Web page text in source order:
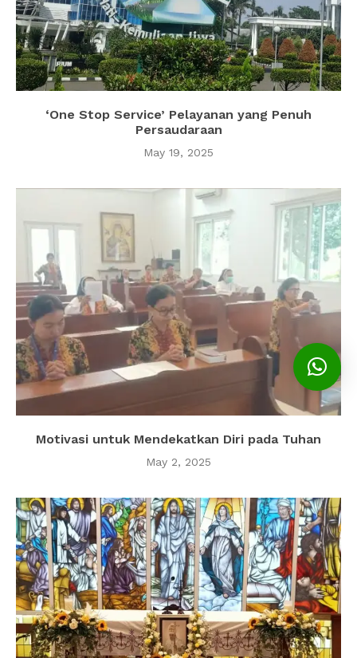
‘One Stop Service’ Pelayanan yang Penuh
Persaudaraan
May 19, 2025
Motivasi untuk Mendekatkan Diri pada Tuhan
May 2, 2025